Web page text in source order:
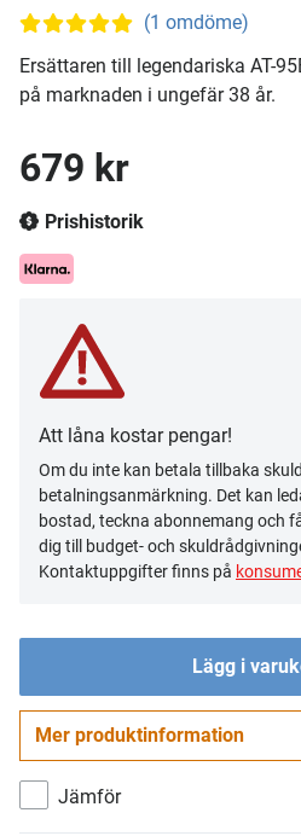
(1 omdöme)
Ersättaren till legendariska AT-
på marknaden i ungefär 38 år.
679 kr
Prishistorik
Att låna kostar pengar!
Om du inte kan betala tillbaka
betalningsanmärkning. Det kan
bostad, teckna abonnemang och
dig till budget- och
Kontaktuppgifter finns på
Lägg i
Gå till
Mer produktinformation
Jämför